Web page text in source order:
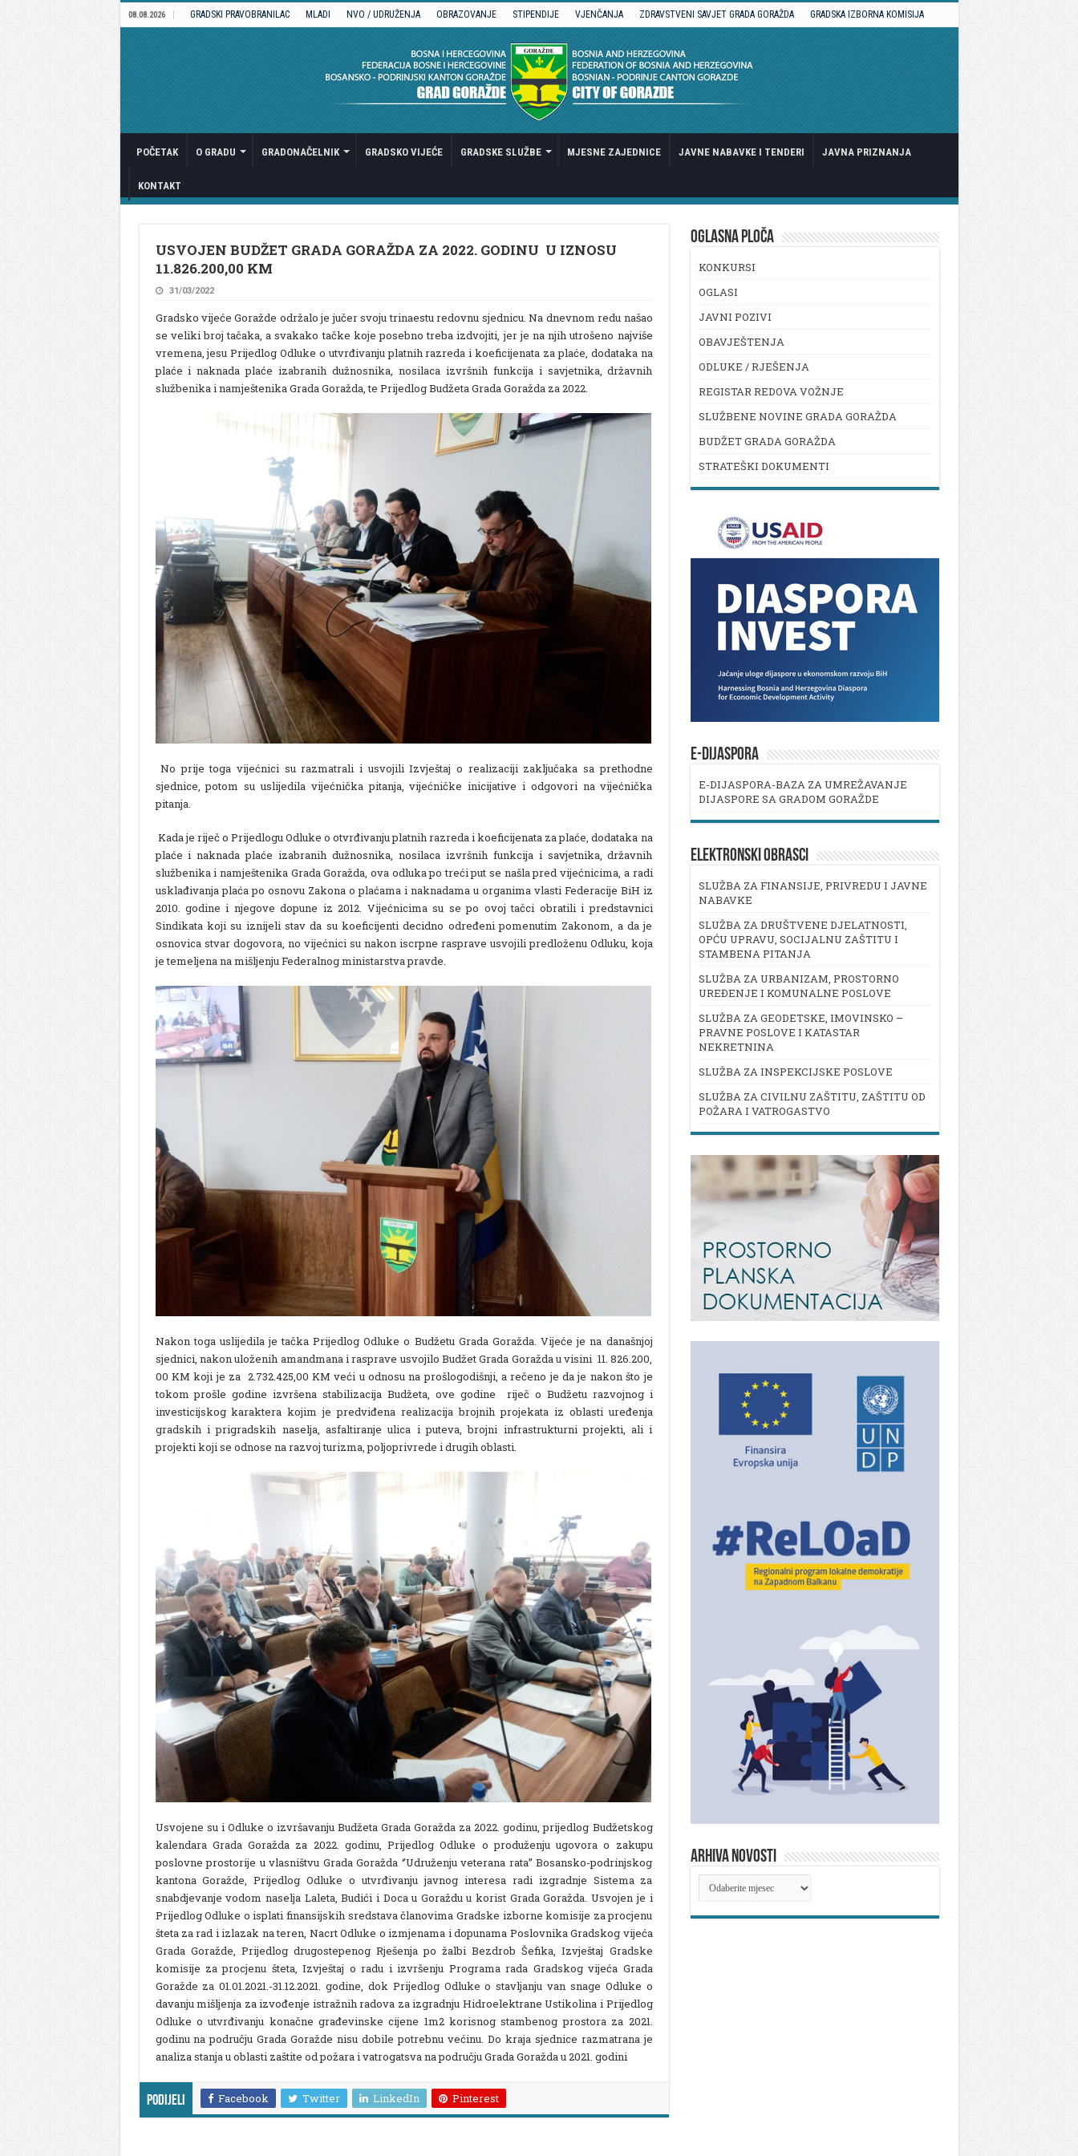
08.08.2026 GRADSKI PRAVOBRANILAC MLADI NVO / UDRUŽENJA OBRAZOVANJE STIPENDIJE VJENČANJA ZDRAVSTVENI SAVJET GRADA GORAŽDA GRADSKA IZBORNA KOMISIJA
POČETAK O GRADU GRADONAČELNIK GRADSKO VIJEĆE GRADSKE SLUŽBE MJESNE ZAJEDNICE JAVNE NABAVKE I TENDERI JAVNA PRIZNANJA
KONTAKT
USVOJEN BUDŽET GRADA GORAŽDA ZA 2022. GODINU U IZNOSU
11.826.200,00 KM
31/03/2022
Gradsko vijeće Goražde održalo je jučer svoju trinaestu redovnu sjednicu. Na dnevnom redu našao
se veliki broj tačaka, a svakako tačke koje posebno treba izdvojiti, jer je na njih utrošeno najviše
vremena, jesu Prijedlog Odluke o utvrđivanju platnih razreda i koeficijenata za plaće, dodataka na
plaće i naknada plaće izabranih dužnosnika, nosilaca izvršnih funkcija i savjetnika, državnih
službenika i namještenika Grada Goražda, te Prijedlog Budžeta Grada Goražda za 2022.
No prije toga vijećnici su razmatrali i usvojili Izvještaj o realizaciji zaključaka sa prethodne
sjednice, potom su uslijedila vijećnička pitanja, vijećničke inicijative i odgovori na vijećnička
pitanja.
Kada je riječ o Prijedlogu Odluke o otvrđivanju platnih razreda i koeficijenata za plaće, dodataka na
plaće i naknada plaće izabranih dužnosnika, nosilaca izvršnih funkcija i savjetnika, državnih
službenika i namještenika Grada Goražda, ova odluka po treći put se našla pred vijećnicima, a radi
usklađivanja plaća po osnovu Zakona o plaćama i naknadama u organima vlasti Federacije BiH iz
2010. godine i njegove dopune iz 2012. Vijećnicima su se po ovoj tačci obratili i predstavnici
Sindikata koji su iznijeli stav da su koeficijenti decidno određeni pomenutim Zakonom, a da je
osnovica stvar dogovora, no vijećnici su nakon iscrpne rasprave usvojili predloženu Odluku, koja
je temeljena na mišljenju Federalnog ministarstva pravde.
Nakon toga uslijedila je tačka Prijedlog Odluke o Budžetu Grada Goražda. Vijeće je na današnjoj
sjednici, nakon uloženih amandmana i rasprave usvojilo Budžet Grada Goražda u visini 11. 826.200,
00 KM koji je za 2.732.425,00 KM veći u odnosu na prošlogodišnji, a rečeno je da je nakon što je
tokom prošle godine izvršena stabilizacija Budžeta, ove godine riječ o Budžetu razvojnog i
investicijskog karaktera kojim je predviđena realizacija brojnih projekata iz oblasti uređenja
gradskih i prigradskih naselja, asfaltiranje ulica i puteva, brojni infrastrukturni projekti, ali i
projekti koji se odnose na razvoj turizma, poljoprivrede i drugih oblasti.
Usvojene su i Odluke o izvršavanju Budžeta Grada Goražda za 2022. godinu, prijedlog Budžetskog
kalendara Grada Goražda za 2022. godinu, Prijedlog Odluke o produženju ugovora o zakupu
poslovne prostorije u vlasništvu Grada Goražda ‘’Udruženju veterana rata’’ Bosansko-podrinjskog
kantona Goražde, Prijedlog Odluke o utvrđivanju javnog interesa radi izgradnje Sistema za
snabdjevanje vodom naselja Laleta, Budići i Doca u Goraždu u korist Grada Goražda. Usvojen je i
Prijedlog Odluke o isplati finansijskih sredstava članovima Gradske izborne komisije za procjenu
šteta za rad i izlazak na teren, Nacrt Odluke o izmjenama i dopunama Poslovnika Gradskog vijeća
Grada Goražde, Prijedlog drugostepenog Rješenja po žalbi Bezdrob Šefika, Izvještaj Gradske
komisije za procjenu šteta, Izvještaj o radu i izvršenju Programa rada Gradskog vijeća Grada
Goražde za 01.01.2021.-31.12.2021. godine, dok Prijedlog Odluke o stavljanju van snage Odluke o
davanju mišljenja za izvođenje istražnih radova za izgradnju Hidroelektrane Ustikolina i Prijedlog
Odluke o utvrđivanju konačne građevinske cijene 1m2 korisnog stambenog prostora za 2021.
godinu na području Grada Goražde nisu dobile potrebnu većinu. Do kraja sjednice razmatrana je
analiza stanja u oblasti zaštite od požara i vatrogatsva na području Grada Goražda u 2021. godini
Podijeli Facebook Twitter LinkedIn Pinterest
OGLASNA PLOČA
KONKURSI
OGLASI
JAVNI POZIVI
OBAVJEŠTENJA
ODLUKE / RJEŠENJA
REGISTAR REDOVA VOŽNJE
SLUŽBENE NOVINE GRADA GORAŽDA
BUDŽET GRADA GORAŽDA
STRATEŠKI DOKUMENTI
E-DIJASPORA
E-DIJASPORA-BAZA ZA UMREŽAVANJE
DIJASPORE SA GRADOM GORAŽDE
ELEKTRONSKI OBRASCI
SLUŽBA ZA FINANSIJE, PRIVREDU I JAVNE
NABAVKE
SLUŽBA ZA DRUŠTVENE DJELATNOSTI,
OPĆU UPRAVU, SOCIJALNU ZAŠTITU I
STAMBENA PITANJA
SLUŽBA ZA URBANIZAM, PROSTORNO
UREĐENJE I KOMUNALNE POSLOVE
SLUŽBA ZA GEODETSKE, IMOVINSKO –
PRAVNE POSLOVE I KATASTAR
NEKRETNINA
SLUŽBA ZA INSPEKCIJSKE POSLOVE
SLUŽBA ZA CIVILNU ZAŠTITU, ZAŠTITU OD
POŽARA I VATROGASTVO
ARHIVA NOVOSTI
ARHIVA
NOVOSTI